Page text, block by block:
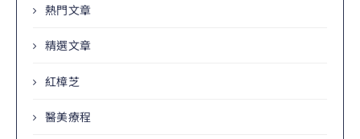
熱門文章
精選文章
紅樟芝
醫美療程